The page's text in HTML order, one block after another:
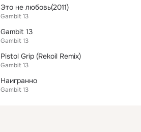
Это не любовь(2011)
Gambit 13
Gambit 13
Gambit 13
Pistol Grip (Rekoil Remix)
Gambit 13
Наигранно
Gambit 13